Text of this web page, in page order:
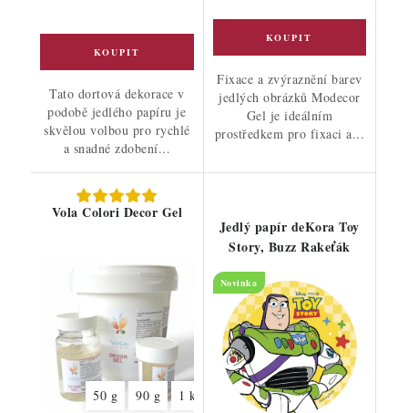
Tato dortová dekorace v
podobě jedlého papíru je
skvělou volbou pro rychlé
a snadné zdobení...
Fixace a zvýraznění barev
jedlých obrázků Modecor
Gel je ideálním
prostředkem pro fixaci a...
Vola Colori Decor Gel
50 g 90 g 1 kg
Jedlý papír deKora Toy
Story, Buzz Rakeťák
Novinka